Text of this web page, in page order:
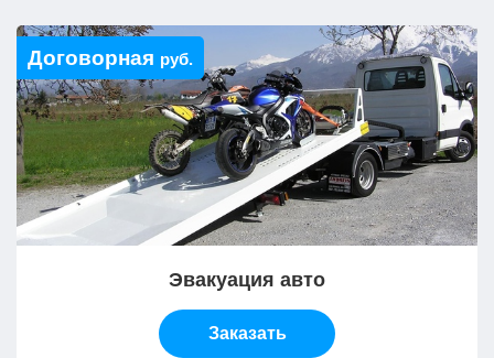
Договорная руб.
Эвакуация авто
Заказать